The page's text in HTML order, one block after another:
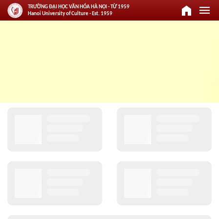
TRƯỜNG ĐẠI HỌC VĂN HÓA HÀ NỘI - TỪ 1959
Hanoi University of Culture - Est. 1959
home menu